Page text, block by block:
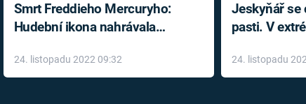
Smrt Freddieho Mercuryho:
Hudební ikona nahrávala
léky
24. listopadu 2022 09:32
Jeskyňář se
pasti. V
24. listopadu